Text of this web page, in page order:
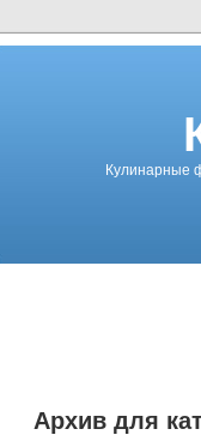
Кулинарные
Архив для